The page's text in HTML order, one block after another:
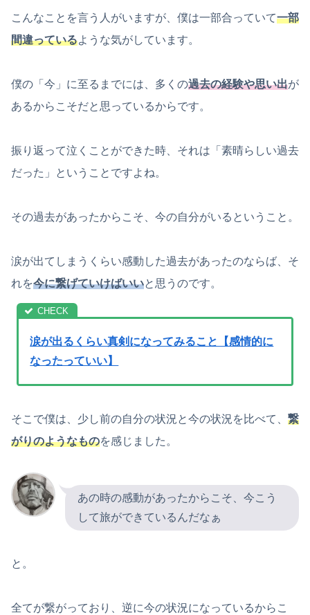
こんなことを言う人がいますが、僕は一部合っていて一部
間違っているような気がしています。
僕の「今」に至るまでには、多くの過去の経験や思い出が
あるからこそだと思っているからです。
振り返って泣くことができた時、それは「素晴らしい過去
だった」ということですよね。
その過去があったからこそ、今の自分がいるということ。
涙が出てしまうくらい感動した過去があったのならば、そ
れを今に繋げていけばいいと思うのです。
涙が出るくらい真剣になってみること【感情的に
なったっていい】
そこで僕は、少し前の自分の状況と今の状況を比べて、 繋
がりのようなものを感じました。
あの時の感動があったからこそ、今こう
して旅ができているんだなぁ
と。
全てが繋がっており、逆に今の状況になっているからこ